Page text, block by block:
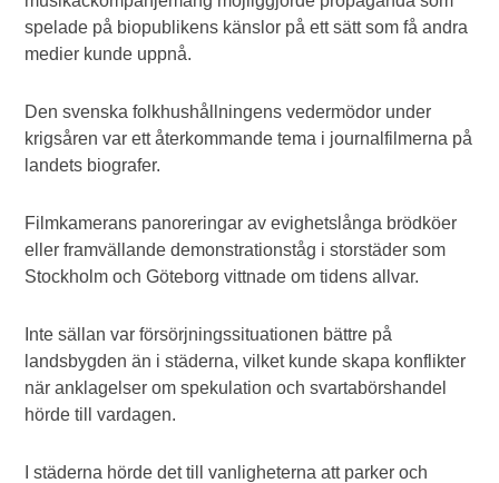
spelade på biopublikens känslor på ett sätt som få andra
medier kunde uppnå.
Den svenska folkhushållningens vedermödor under
krigsåren var ett återkommande tema i journalfilmerna på
landets biografer.
Filmkamerans panoreringar av evighetslånga brödköer
eller framvällande demonstrationståg i storstäder som
Stockholm och Göteborg vittnade om tidens allvar.
Inte sällan var försörjningssituationen bättre på
landsbygden än i städerna, vilket kunde skapa konflikter
när anklagelser om spekulation och svartabörshandel
hörde till vardagen.
I städerna hörde det till vanligheterna att parker och